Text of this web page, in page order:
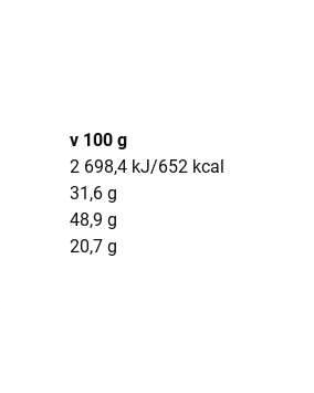
v 100 g
2 698,4 kJ/652 kcal
31,6 g
48,9 g
20,7 g